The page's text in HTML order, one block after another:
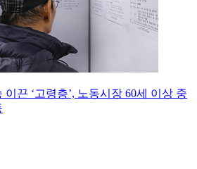
이끈 ‘고령층’, 노동시장 60세 이상 중